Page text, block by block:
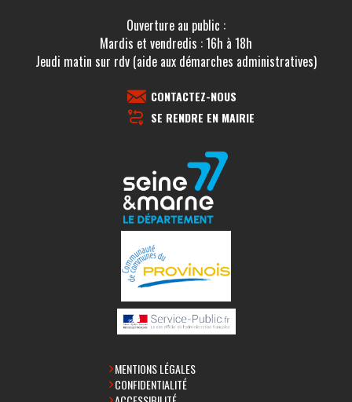
Ouverture au public :
Mardis et vendredis : 16h à 18h
Jeudi matin sur rdv (aide aux démarches administratives)
CONTACTEZ-NOUS
SE RENDRE EN MAIRIE
MENTIONS LÉGALES
CONFIDENTIALITÉ